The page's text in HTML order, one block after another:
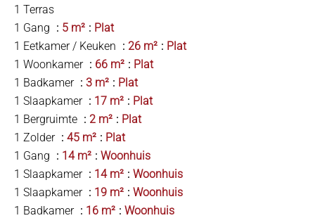
1 Terras
1 Gang
5 m²
Plat
1 Eetkamer / Keuken
26 m²
Plat
1 Woonkamer
66 m²
Plat
1 Badkamer
3 m²
Plat
1 Slaapkamer
17 m²
Plat
1 Bergruimte
2 m²
Plat
1 Zolder
45 m²
Plat
1 Gang
14 m²
Woonhuis
1 Slaapkamer
14 m²
Woonhuis
1 Slaapkamer
19 m²
Woonhuis
1 Badkamer
16 m²
Woonhuis